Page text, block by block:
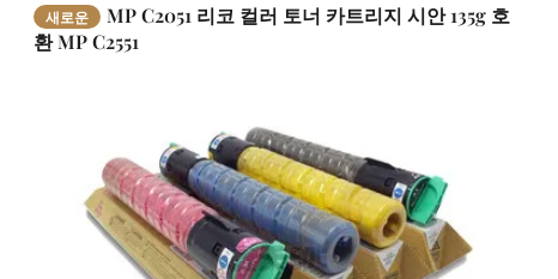
새로운
MP C2051 리코 컬러 토너 카트리지 시안 135g 호
환 MP C2551